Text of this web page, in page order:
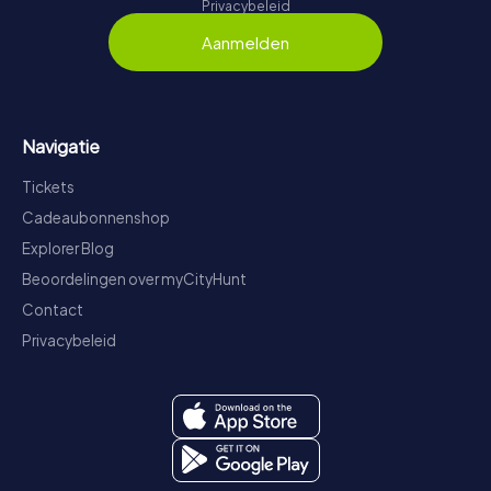
Privacybeleid
Aanmelden
Navigatie
Tickets
Cadeaubonnenshop
Explorer Blog
Beoordelingen over myCityHunt
Contact
Privacybeleid